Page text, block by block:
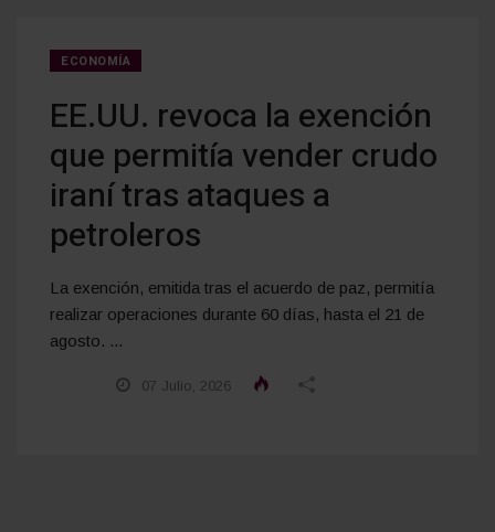
ECONOMÍA
EE.UU. revoca la exención
que permitía vender crudo
iraní tras ataques a
petroleros
La exención, emitida tras el acuerdo de paz, permitía
realizar operaciones durante 60 días, hasta el 21 de
agosto. ...
07 Julio, 2026